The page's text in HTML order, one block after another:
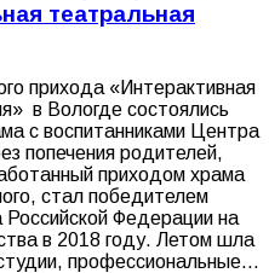
театральная
прихода «Интерактивная
в Вологде состоялись
с воспитанниками Центра
попечения родителей,
приходом храма
стал победителем
Российской Федерации на
в 2018 году. Летом шла
профессиональные…